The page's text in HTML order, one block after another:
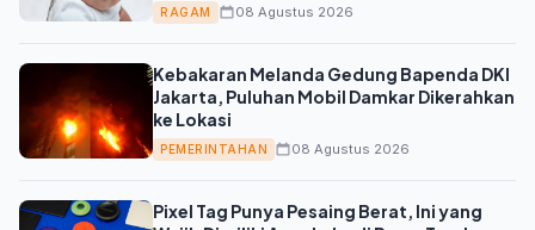
RAGAM 08 Agustus 2026
Kebakaran Melanda Gedung Bapenda DKI
Jakarta, Puluhan Mobil Damkar Dikerahkan
ke Lokasi
PEMERINTAHAN 08 Agustus 2026
Pixel Tag Punya Pesaing Berat, Ini yang